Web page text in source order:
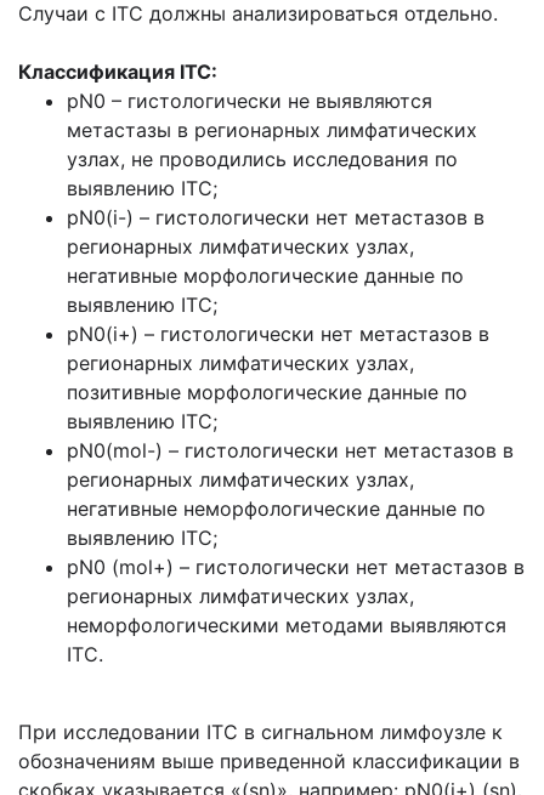
Случаи с ITC должны анализироваться отдельно.
Классификация ITC:
pN0 – гистологически не выявляются
метастазы в регионарных лимфатических
узлах, не проводились исследования по
выявлению ITC;
pN0(i-) – гистологически нет метастазов в
регионарных лимфатических узлах,
негативные морфологические данные по
выявлению ITC;
pN0(i+) – гистологически нет метастазов в
регионарных лимфатических узлах,
позитивные морфологические данные по
выявлению ITC;
pN0(mol-) – гистологически нет метастазов в
регионарных лимфатических узлах,
негативные неморфологические данные по
выявлению ITC;
pN0 (mol+) – гистологически нет метастазов в
регионарных лимфатических узлах,
неморфологическими методами выявляются
ITC.
При исследовании ITC в сигнальном лимфоузле к
обозначениям выше приведенной классификации в
скобках указывается «(sn)», например: pN0(i+) (sn).